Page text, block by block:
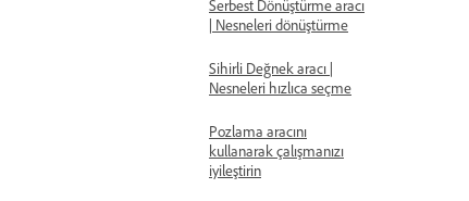
Serbest Dönüştürme aracı
| Nesneleri dönüştürme
Sihirli Değnek aracı |
Nesneleri hızlıca seçme
Pozlama aracını
kullanarak çalışmanızı
iyileştirin